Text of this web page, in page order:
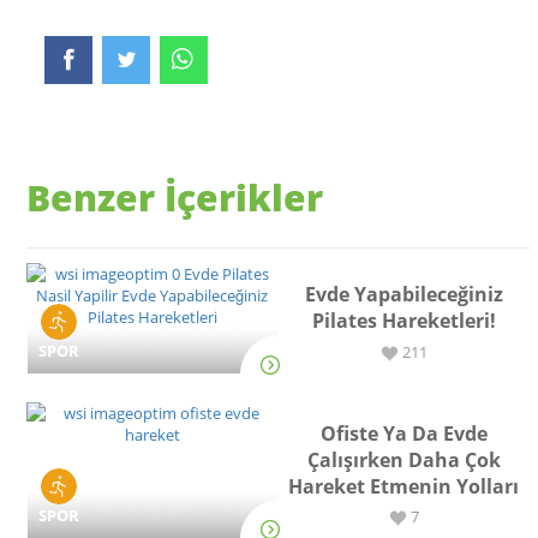
Benzer İçerikler
SPOR
Evde Yapabileceğiniz
Pilates Hareketleri!
211
SPOR
Ofiste Ya Da Evde
Çalışırken Daha Çok
Hareket Etmenin Yolları
7